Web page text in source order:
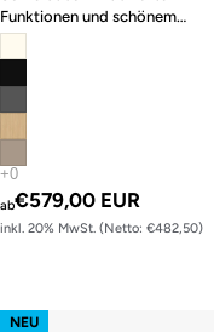
Funktionen und schönem
Design
ab€579,00 EUR
inkl. 20% MwSt. (Netto: €482,50)
m510 – Gestell Schwarz
NEU